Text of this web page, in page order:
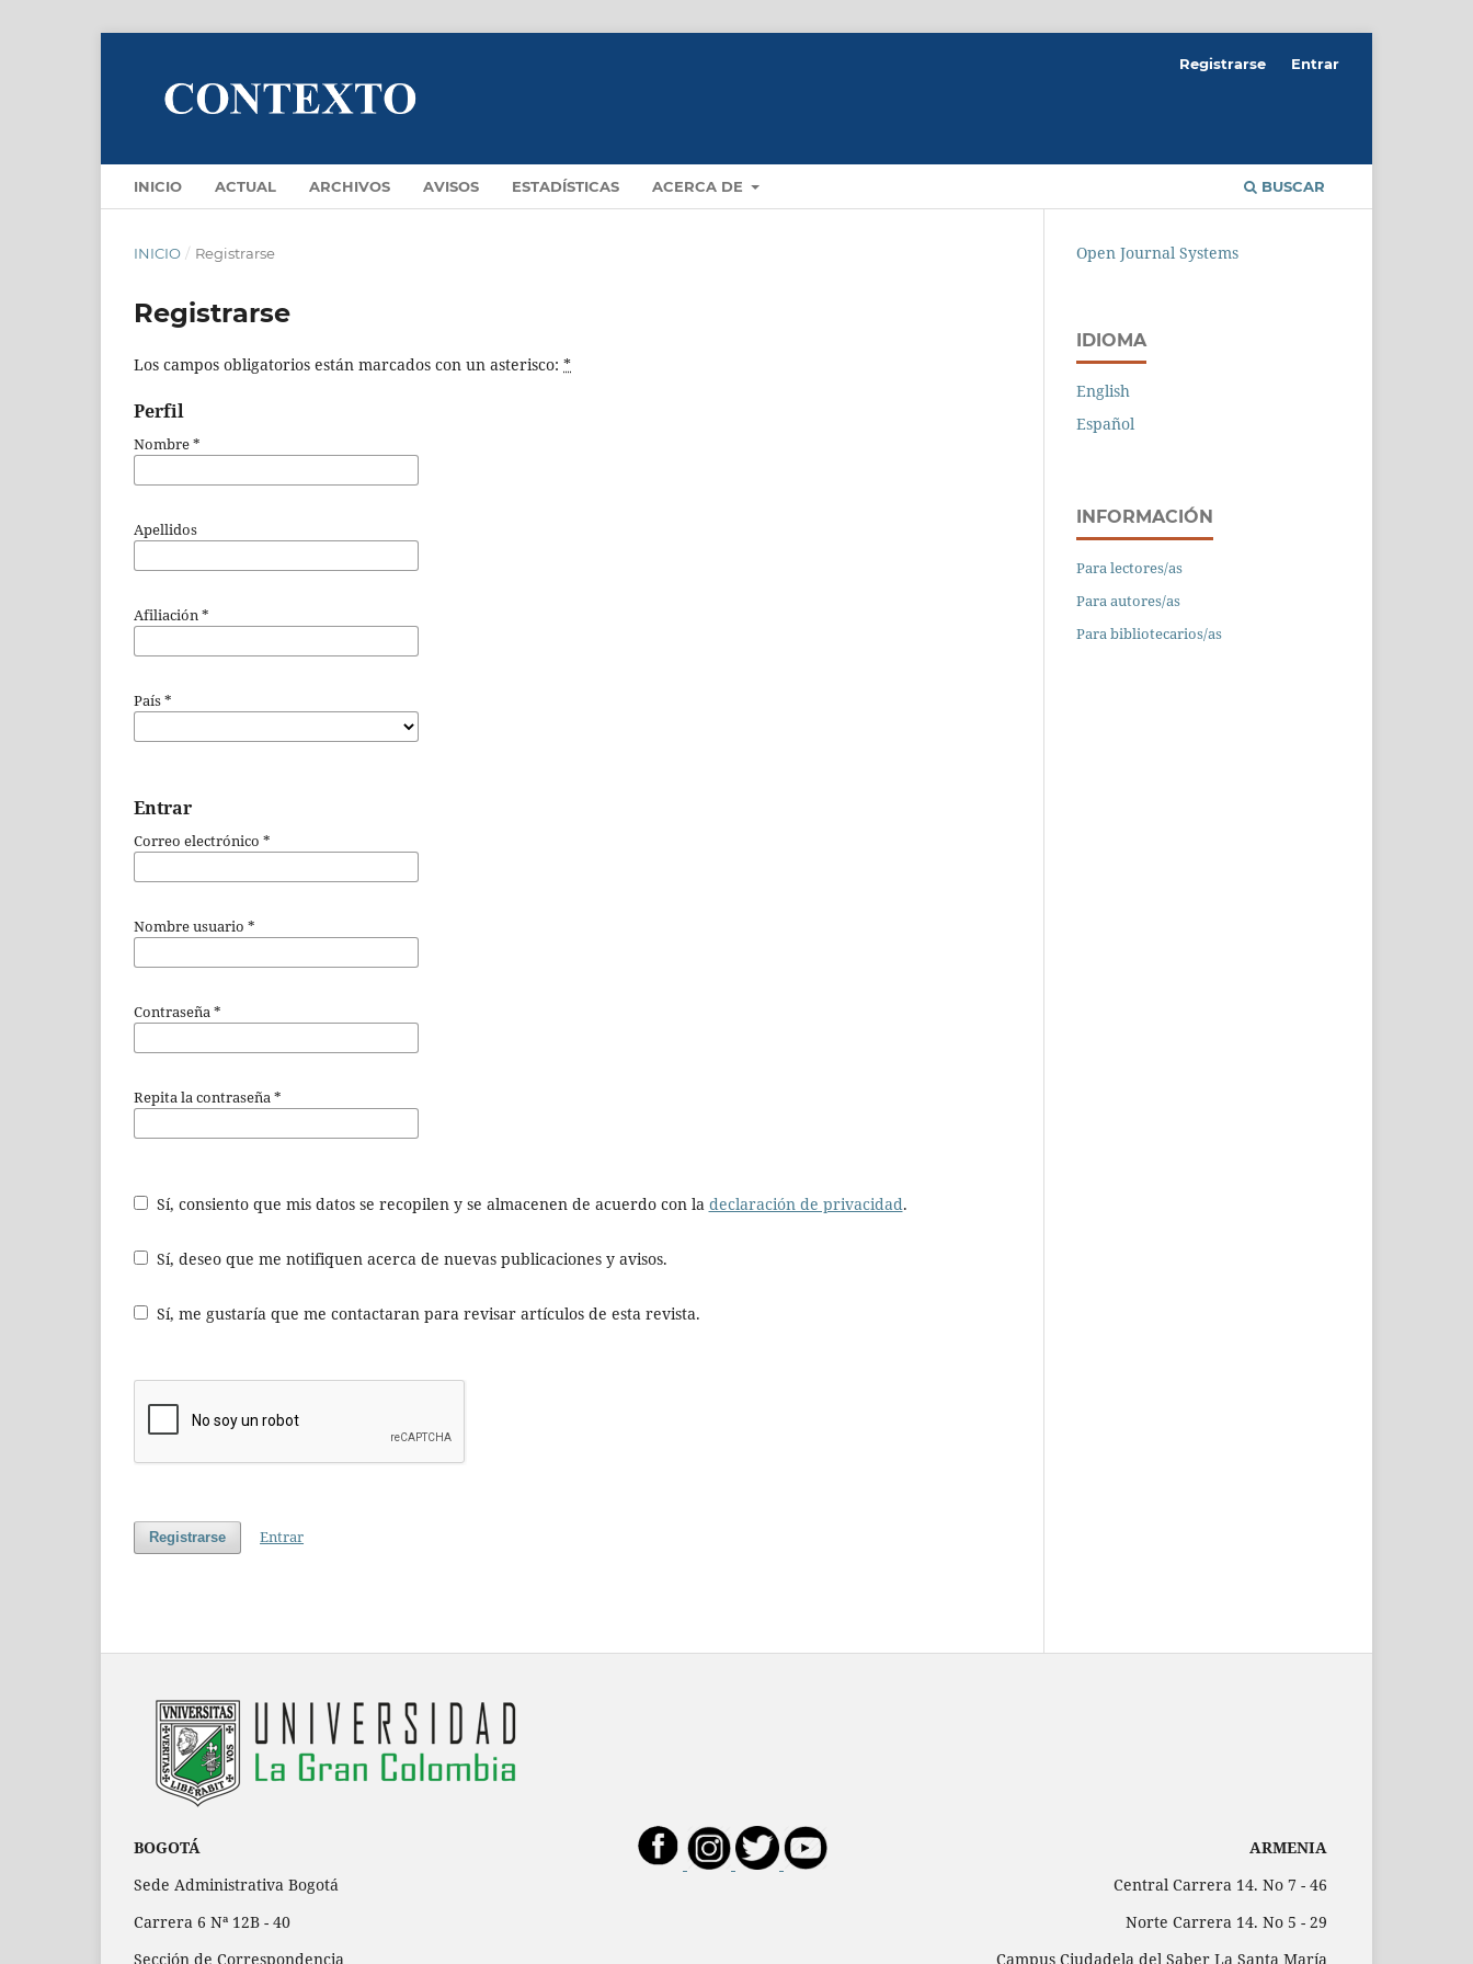
INICIO ACTUAL ARCHIVOS AVISOS ESTADÍSTICAS ACERCA DE BUSCAR
Registrarse Entrar
INICIO / Registrarse
Registrarse
Los campos obligatorios están marcados con un asterisco: *
Perfil
Nombre*
Apellidos
Afiliación*
País*
Entrar
Correo electrónico *
Nombre usuario *
Contraseña*
Repita la contraseña*
Sí, consiento que mis datos se recopilen y se almacenen de acuerdo con la declaración de privacidad.
Sí, deseo que me notifiquen acerca de nuevas publicaciones y avisos.
Sí, me gustaría que me contactaran para revisar artículos de esta revista.
Registrarse Entrar
Open Journal Systems
IDIOMA
English
Español
INFORMACIÓN
Para lectores/as
Para autores/as
Para bibliotecarios/as
BOGOTÁ
Sede Administrativa Bogotá
Carrera 6 Nª 12B - 40
Sección de Correspondencia
ARMENIA
Central Carrera 14. No 7 - 46
Norte Carrera 14. No 5 - 29
Campus Ciudadela del Saber La Santa María